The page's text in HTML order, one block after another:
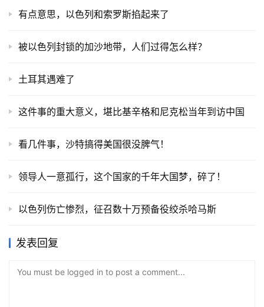
有点意思，以色列和索罗斯掐起来了
被以色列封锁的加沙地带，人们过得怎么样？
土耳其遇难了
这件事的重大意义，堪比基辛格和尼克松当年到访中国
看几件事，沙特搞得美国很没脾气！
领导人一意孤行，这个国家的千年大国梦，碎了！
以色列伤亡惨烈，征召数十万预备役绞杀哈马斯
发表回复
You must be logged in to post a comment...